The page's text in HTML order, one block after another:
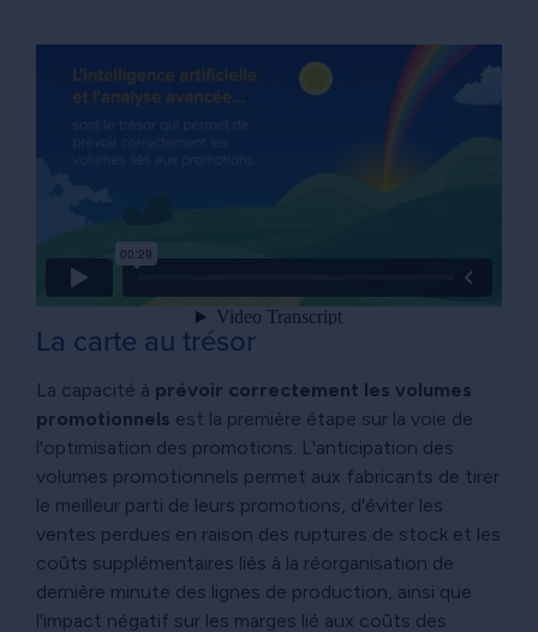
La carte au trésor
La capacité à prévoir correctement les volumes
promotionnels est la première étape sur la voie de
l'optimisation des promotions. L'anticipation des
volumes promotionnels permet aux fabricants de tirer
le meilleur parti de leurs promotions, d'éviter les
ventes perdues en raison des ruptures de stock et les
coûts supplémentaires liés à la réorganisation de
dernière minute des lignes de production, ainsi que
l'impact négatif sur les marges lié aux coûts des